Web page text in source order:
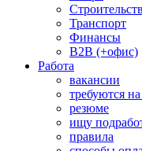
Транспорт
Финансы
B2B (+офис)
Работа
вакансии
требуются
резюме
ищу
правила